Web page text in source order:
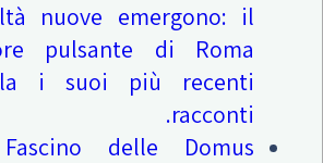
nuove emergono: il
pulsante di Roma
i suoi più recenti
racconti.
delle Domus